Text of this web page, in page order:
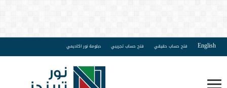
English فتح حساب حقيقي فتح حساب تجريبي دبلومة نور اكاديمي